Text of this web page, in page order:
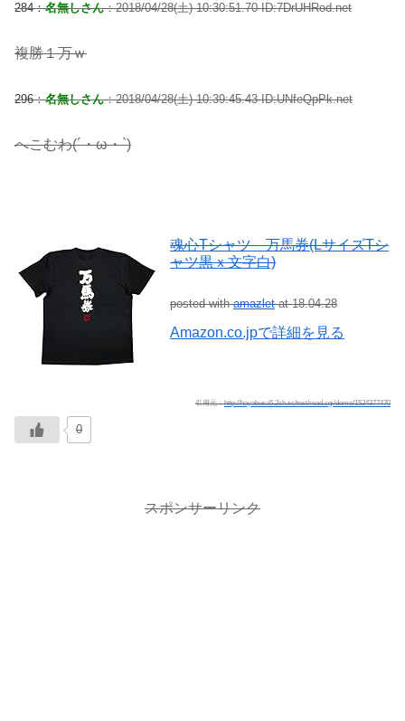
284：名無しさん：2018/04/28(土) 10:30:51.70 ID:7DrUHRod.net
複勝１万ｗ
296：名無しさん：2018/04/28(土) 10:39:45.43 ID:UNfeQpPk.net
へこむわ(´・ω・`)
魂心Tシャツ 万馬券(LサイズTシ
ャツ黒ｘ文字白)
posted withamazletat 18.04.28
Amazon.co.jpで詳細を見る
引用元：http://hayabusa5.2ch.sc/test/read.cgi/dome/1524377470
0
スポンサーリンク